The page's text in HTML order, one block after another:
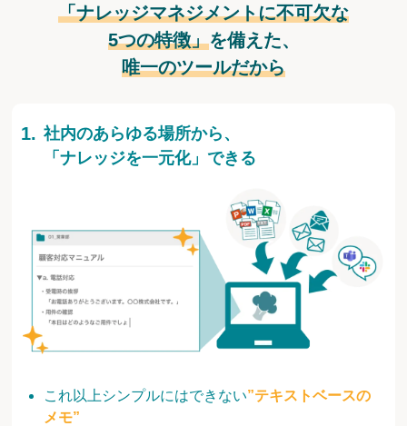
「ナレッジマネジメントに不可欠な
5つの特徴」を備えた、
唯一のツールだから
これ以上シンプルにはできない”テキストベースの
メモ”
社内のあらゆる場所から、
「ナレッジを一元化」できる